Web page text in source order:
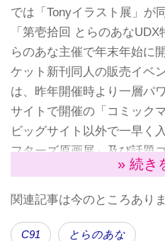
では「Tonyイラスト展」が
「第壱拾回 とらのあな
らのあな主催で年末年始に
ケット新刊同人の販売イベ
は、昨年開催時より一層パ
サイトで開催の「コミック
ビッグサイト以外で一早く
フターズ原画展」及び話題
ズ販売コーナーに加え、ア
など、単なる同人販売会の
テインメント満載の催しと
» 続き
関連記事は今のところあり
C91 とらのあな